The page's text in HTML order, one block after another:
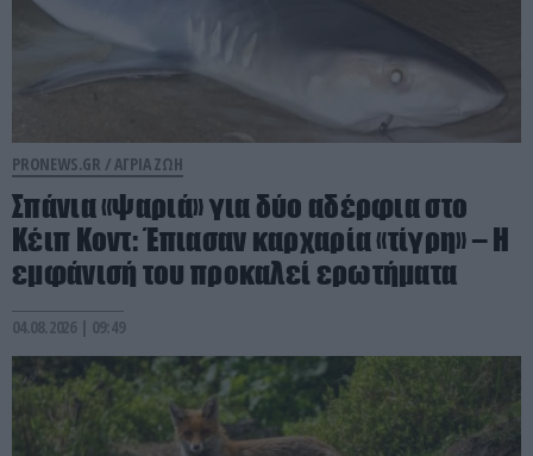
PRONEWS.GR /ΑΓΡΙΑ ΖΩΗ
Σπάνια «ψαριά» για δύο αδέρφια στο
Κέιπ Κοντ: Έπιασαν καρχαρία «τίγρη» – Η
εμφάνισή του προκαλεί ερωτήματα
04.08.2026 | 09:49